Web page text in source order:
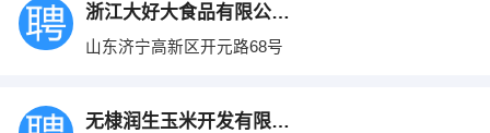
浙江大好大食品有限公司济宁分公司
山东济宁高新区开元路68号
无棣润生玉米开发有限公司